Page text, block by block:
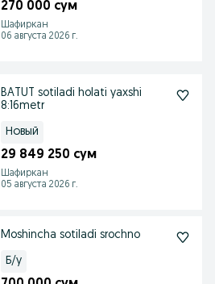
270 000 сум
Шафиркан
06 августа 2026 г.
BATUT sotiladi holati yaxshi
8:16metr
Новый
29 849 250 сум
Шафиркан
05 августа 2026 г.
Moshincha sotiladi srochno
Б/у